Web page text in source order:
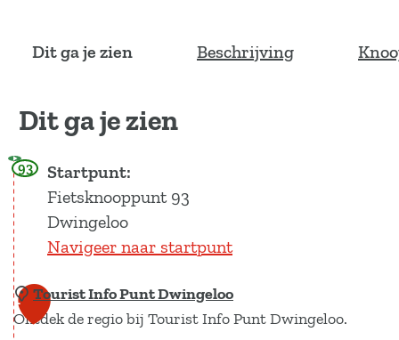
p
u
e
v
e
r
g
r
o
e
a
Dit ga je zien Beschrijving
Dit ga je zien
93
Startpunt:
Fietsknooppunt 93
Dwingeloo
Navigeer naar startpunt
1
Tourist Info Punt Dwingeloo
Ontdek de regio bij Tourist Info Punt Dwingeloo.